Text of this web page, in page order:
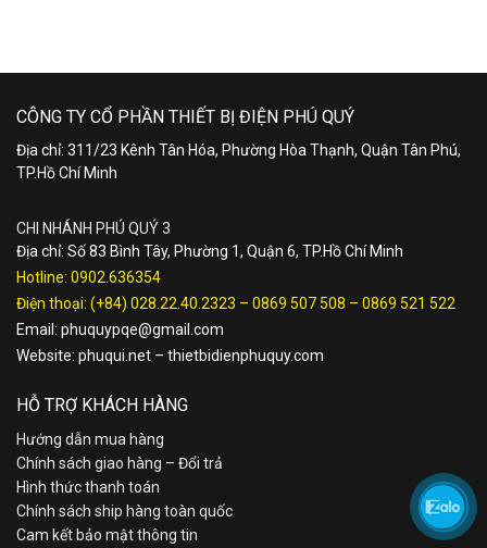
CÔNG TY CỔ PHẦN THIẾT BỊ ĐIỆN PHÚ QUÝ
Địa chỉ: 311/23 Kênh Tân Hóa, Phường Hòa Thạnh, Quận Tân Phú,
TP.Hồ Chí Minh
CHI NHÁNH PHÚ QUÝ 3
Địa chỉ: Số 83 Bình Tây, Phường 1, Quận 6, TP.Hồ Chí Minh
Hotline: 0902.636354
Điện thoại: (+84) 028.22.40.2323 – 0869 507 508 – 0869 521 522
Email: phuquypqe@gmail.com
Website: phuqui.net – thietbidienphuquy.com
HỖ TRỢ KHÁCH HÀNG
Hướng dẫn mua hàng
Chính sách giao hàng – Đổi trả
Hình thức thanh toán
Chính sách ship hàng toàn quốc
Cam kết bảo mật thông tin